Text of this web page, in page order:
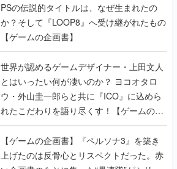
PSの伝説的タイトルは、なぜ生まれたの
か？そして『LOOP8』へ受け継がれたもの
【ゲームの企画書】
世界が認めるゲームデザイナー・上田文人
とはいったい何が凄いのか？ ヨコオタロ
ウ・外山圭一郎らと共に『ICO』に込めら
れたこだわりを語り尽くす！【ゲームの企
画書】
【ゲームの企画書】『ペルソナ3』を築き
上げたのは反骨心とリスペクトだった。赤